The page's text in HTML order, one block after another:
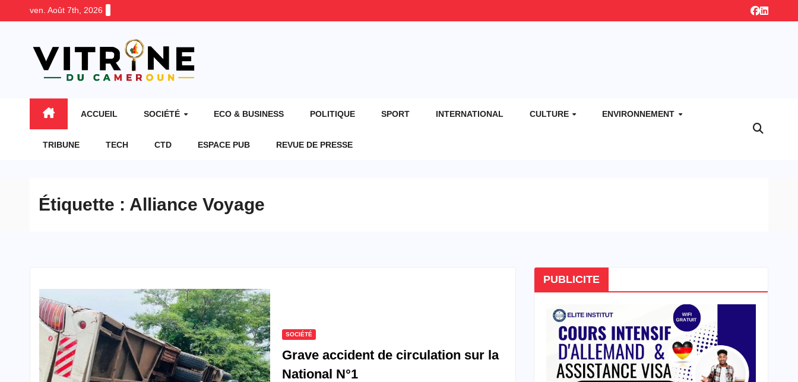
ven. Août 7th, 2026
ACCUEIL SOCIÉTÉ ECO & BUSINESS POLITIQUE SPORT INTERNATIONAL CULTURE ENVIRONNEMENT
TRIBUNE TECH CTD ESPACE PUB REVUE DE PRESSE
Étiquette : Alliance Voyage
SOCIÉTÉ
Grave accident de circulation sur la
National N°1
PUBLICITE